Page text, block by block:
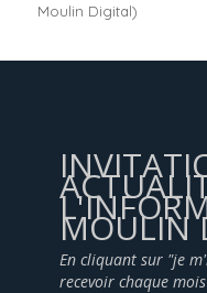
Moulin Digital)
MOULIN
En cliquant sur "je
recevoir chaque